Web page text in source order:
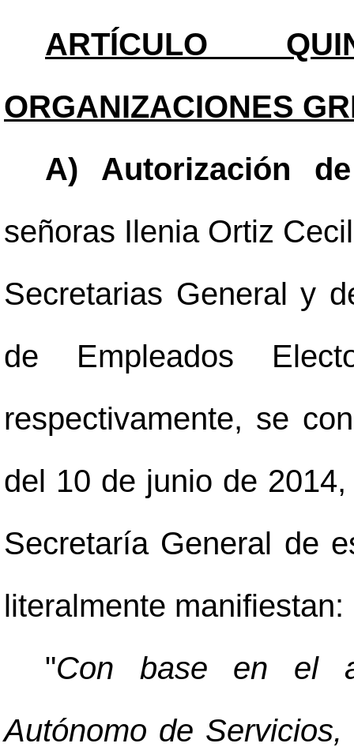
ARTÍCULO
ORGANIZACIONES
A) Autorización
señoras Ilenia Ortiz
Secretarias General y
de Empleados
respectivamente, se
del 10 de junio de
Secretaría General de
literalmente manifiestan:
"Con base en el
Autónomo de